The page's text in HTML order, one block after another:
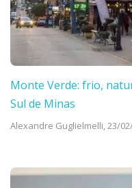
Monte Verde: frio,
Sul de Minas
Alexandre Guglielmelli, 23/